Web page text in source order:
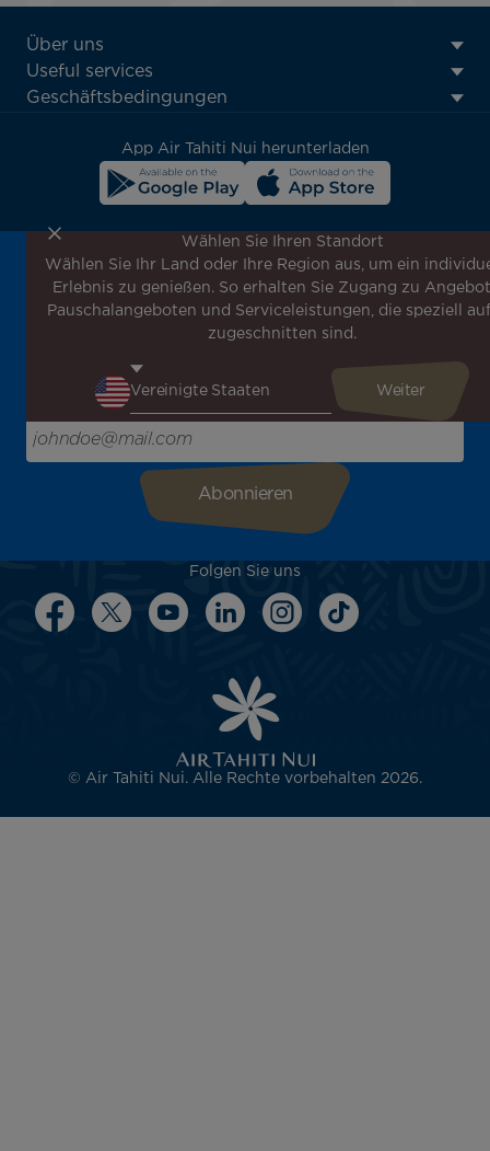
ATN:
Footer
menu
Über uns
Useful services
Geschäftsbedingungen
App Air Tahiti Nui herunterladen
Melden Sie sich für unseren Newsletter an, um die
neuesten Nachrichten zu erhalten!
Erhalten Sie unsere verschiedenen Sonderangebote und
Aktionen vor allen anderen, entdecken Sie unsere
inspirieren!
Bitte geben Sie hier Ihre E-Mail-Adresse ein
Folgen Sie uns
Wählen Sie Ihren Standort
Wählen Sie Ihr Land oder Ihre Region aus, um ein
Erlebnis zu genießen. So erhalten Sie Zugang zu
Pauschalangeboten und Serviceleistungen, die speziell
zugeschnitten sind.
© Air Tahiti Nui. Alle Rechte vorbehalten 2026.